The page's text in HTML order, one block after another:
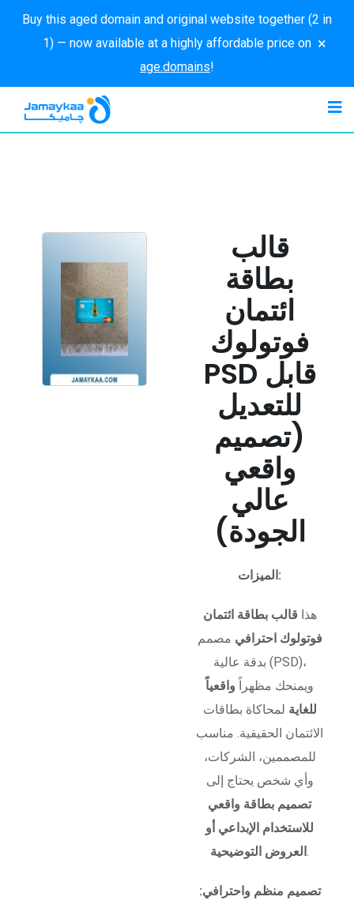
Buy this aged domain and original website together (2 in
1) — now available at a highly affordable price on
age.domains!
×
قالب
بطاقة
ائتمان
فوتولوك
PSD قابل
للتعديل
(تصميم
واقعي
عالي
الجودة)
الميزات:
هذا قالب بطاقة ائتمان
فوتولوك احترافي مصمم
بدقة عالية (PSD)،
ويمنحك مظهراً واقعياً
للغاية لمحاكاة بطاقات
الائتمان الحقيقية. مناسب
للمصممين، الشركات،
وأي شخص يحتاج إلى
تصميم بطاقة واقعي
للاستخدام الإبداعي أو
العروض التوضيحية .
تصميم منظم واحترافي: